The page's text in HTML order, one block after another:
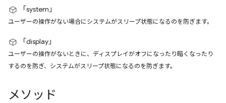
「system」
ユーザーの操作がない場合にシステムがスリープ状態になるのを防ぎます。
「display」
ユーザーの操作がないときに、ディスプレイがオフになったり暗くなったり
するのを防ぎ、システムがスリープ状態になるのを防ぎます。
メソッド